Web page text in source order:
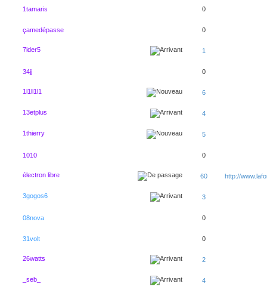
1tamaris 0
çamedépasse 0
7ider5 1
34jj 0
1l1ll1l1 6
13etplus 4
1thierry 5
1010 0
électron libre 60 http://
3gogos6 3
08nova 0
31volt 0
26watts 2
_seb_ 4